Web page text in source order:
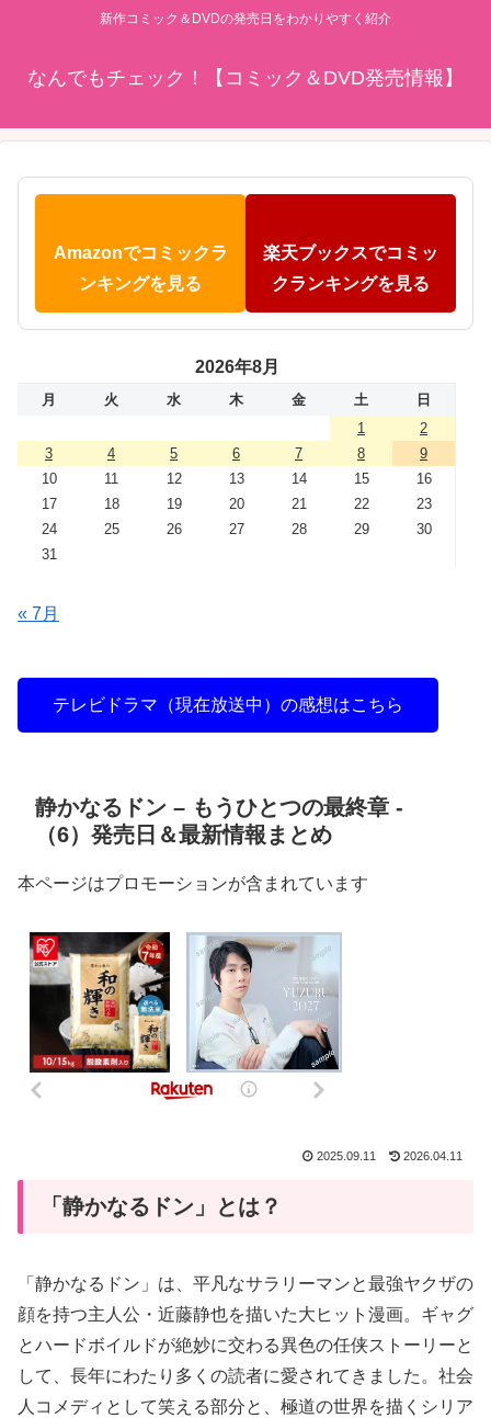
新作コミック＆DVDの発売日をわかりやすく紹介
なんでもチェック！【コミック＆DVD発売情報】
Amazonでコミックラ
ンキングを見る
楽天ブックスでコミッ
クランキングを見る
2026年8月
月 火 水 木 金 土
日
1
2
3
4 5 6 7 8
9
10
11 12 13 14 15
16
17
18 19 20 21 22
23
24
25 26 27 28 29
30
31
« 7月
テレビドラマ（現在放送中）の感想はこちら
静かなるドン – もうひとつの最終章 -
（6）発売日＆最新情報まとめ
本ページはプロモーションが含まれています
2025.09.11 2026.04.11
「静かなるドン」とは？
「静かなるドン」は、平凡なサラリーマンと最強ヤクザの
顔を持つ主人公・近藤静也を描いた大ヒット漫画。ギャグ
とハードボイルドが絶妙に交わる異色の任侠ストーリーと
して、長年にわたり多くの読者に愛されてきました。社会
人コメディとして笑える部分と、極道の世界を描くシリア